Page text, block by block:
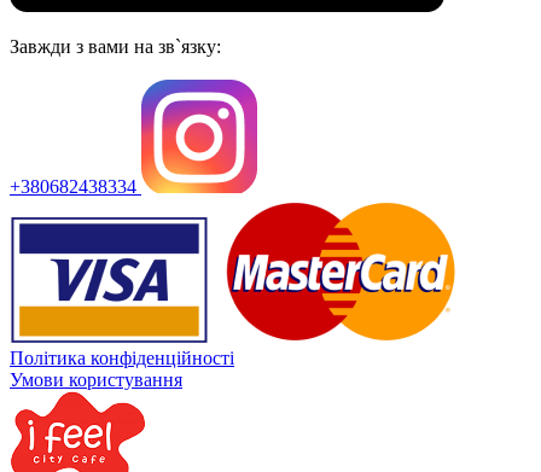
Завжди з вами на зв`язку:
+380682438334
Політика конфіденційності
Умови користування